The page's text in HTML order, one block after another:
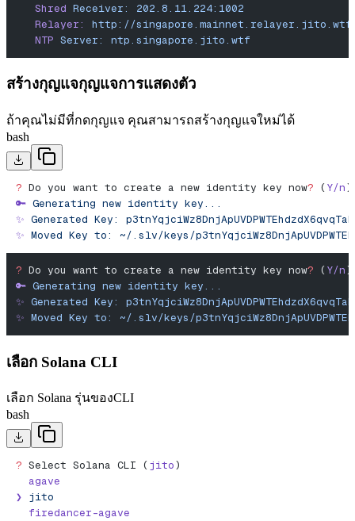
   Shred
Receiver:
202.8.11.224:1002
   Relayer:
http://
   NTP
Server: ntp.singapore.jito.wtf
สร้างกุญแจกุญแจการแสดงตัว
ถ้าคุณไม่มีที่กดกุญแจ คุณสามารถสร้างกุญแจใหม่ได้
bash
? Do you want to create a new identity key now? (Y/n)
🔑 Generating new identity key...
✨ Generated Key:
✨ Moved Key to: ~/.slv/keys/
? Do you want to create a new identity key now? ( Y/n)
🔑 Generating new identity key...
✨ Generated Key:
✨ Moved Key to: ~/.slv/keys/
เลือก Solana CLI
เลือก Solana รุ่นของCLI
bash
? Select Solana CLI (jito)
  agave
❯ jito
  firedancer-agave